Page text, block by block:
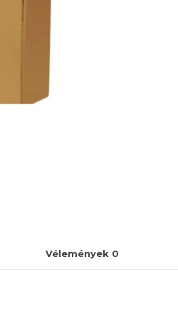
Vélemények 0